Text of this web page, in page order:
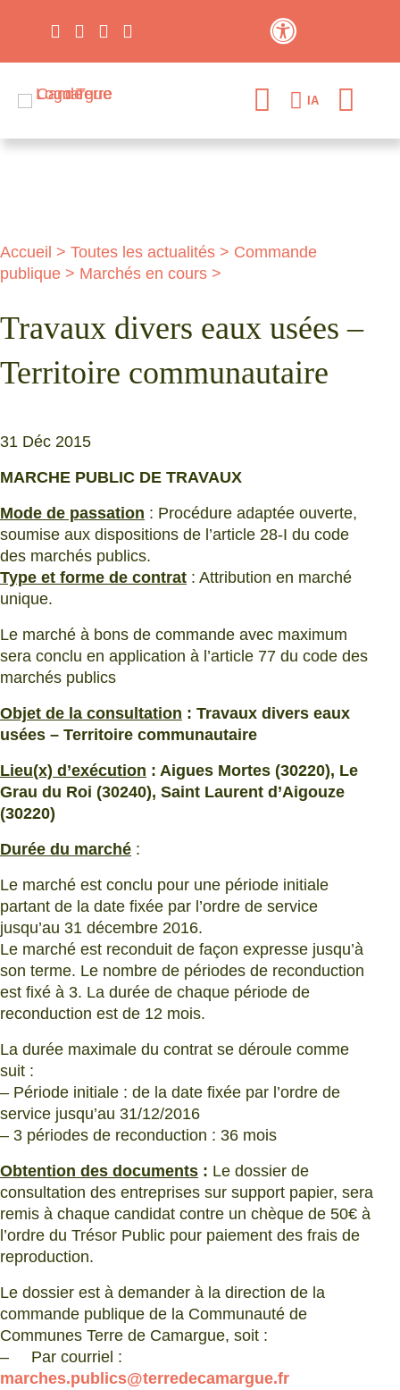
IA
Accueil > Toutes les actualités > Commande
publique > Marchés en cours >
Travaux divers eaux usées –
Territoire communautaire
31 Déc 2015
MARCHE PUBLIC DE TRAVAUX
Mode de passation : Procédure adaptée ouverte,
soumise aux dispositions de l’article 28-I du code
des marchés publics.
Type et forme de contrat : Attribution en marché
unique.
Le marché à bons de commande avec maximum
sera conclu en application à l’article 77 du code des
marchés publics
Objet de la consultation : Travaux divers eaux
usées – Territoire communautaire
Lieu(x) d’exécution : Aigues Mortes (30220), Le
Grau du Roi (30240), Saint Laurent d’Aigouze
(30220)
Durée du marché :
Le marché est conclu pour une période initiale
partant de la date fixée par l’ordre de service
jusqu’au 31 décembre 2016.
Le marché est reconduit de façon expresse jusqu’à
son terme. Le nombre de périodes de reconduction
est fixé à 3. La durée de chaque période de
reconduction est de 12 mois.
La durée maximale du contrat se déroule comme
suit :
– Période initiale : de la date fixée par l’ordre de
service jusqu’au 31/12/2016
– 3 périodes de reconduction : 36 mois
Obtention des documents : Le dossier de
consultation des entreprises sur support papier, sera
remis à chaque candidat contre un chèque de 50€ à
l’ordre du Trésor Public pour paiement des frais de
reproduction.
Le dossier est à demander à la direction de la
commande publique de la Communauté de
Communes Terre de Camargue, soit :
– Par courriel :
marches.publics@terredecamargue.fr